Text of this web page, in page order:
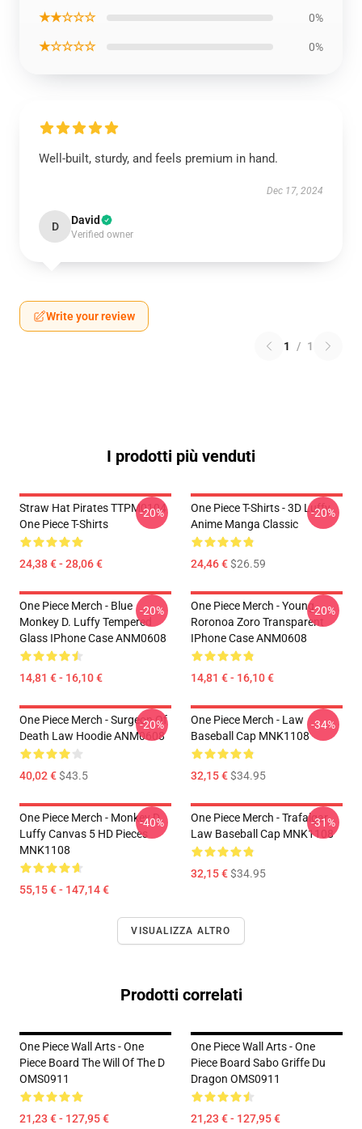
★★☆☆☆ 0%
★☆☆☆☆ 0%
Well-built, sturdy, and feels premium in hand.
Dec 17, 2024
D David
Verified owner
Write your review
1 / 1
I prodotti più venduti
Straw Hat Pirates TTPM0104
One Piece T-Shirts
24,38 € - 28,06 €
-20%
One Piece T-Shirts - 3D Luffy
Anime Manga Classic
24,46 €$26.59
-20%
One Piece Merch - Blue
Monkey D. Luffy Tempered
Glass IPhone Case ANM0608
14,81 € - 16,10 €
-20%
One Piece Merch - Young
Roronoa Zoro Transparent
IPhone Case ANM0608
14,81 € - 16,10 €
-20%
One Piece Merch - Surgeon Of
Death Law Hoodie ANM0608
40,02 €$43.5
-20%
One Piece Merch - Law
Baseball Cap MNK1108
32,15 €$34.95
-34%
One Piece Merch - Monkey D.
Luffy Canvas 5 HD Pieces
MNK1108
55,15 € - 147,14 €
-40%
One Piece Merch - Trafalgar
Law Baseball Cap MNK1108
32,15 €$34.95
-31%
VISUALIZZA ALTRO
Prodotti correlati
One Piece Wall Arts - One
Piece Board The Will Of The D
OMS0911
21,23 € - 127,95 €
One Piece Wall Arts - One
Piece Board Sabo Griffe Du
Dragon OMS0911
21,23 € - 127,95 €